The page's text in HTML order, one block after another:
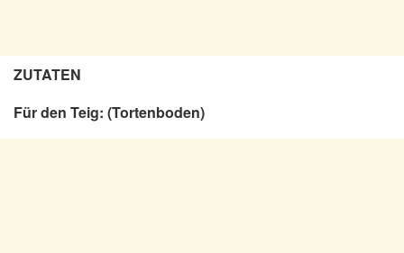
ZUTATEN
Für den Teig: (Tortenboden)